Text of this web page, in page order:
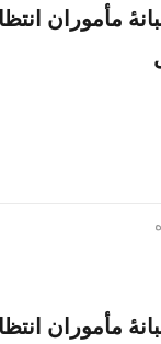
مأموران
مأموران